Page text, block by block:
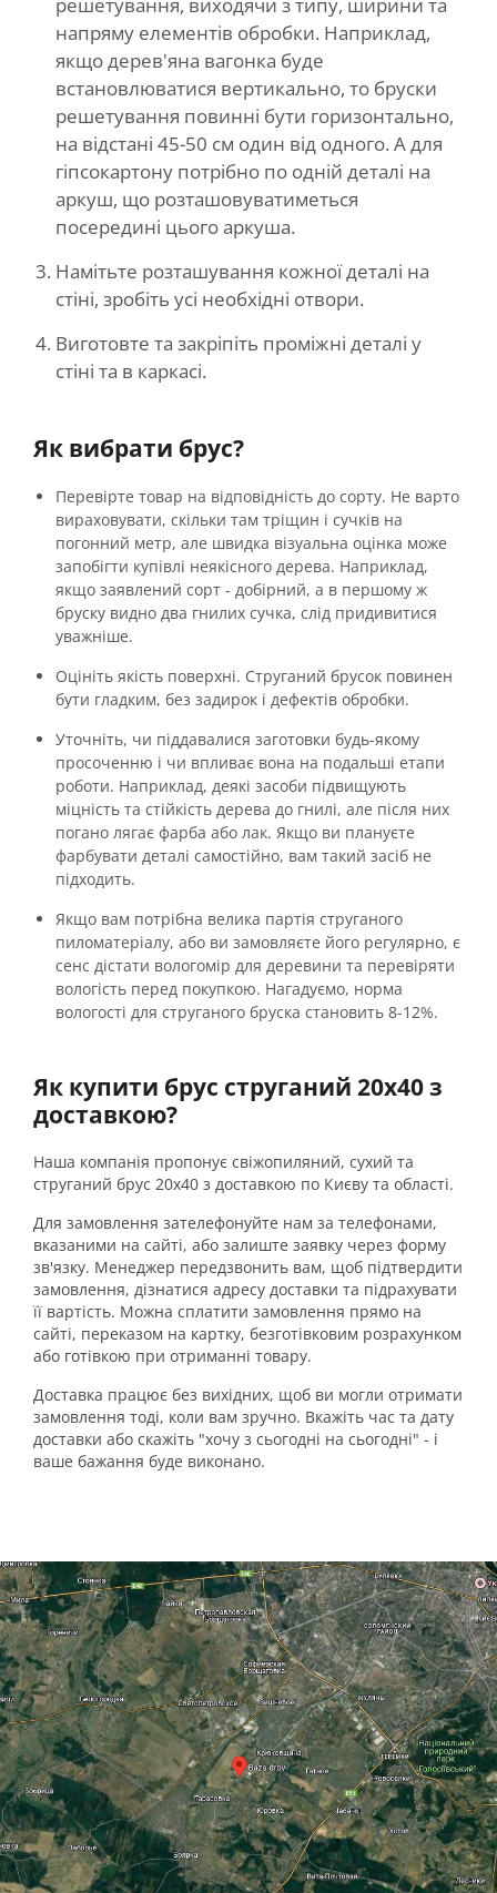
напряму елементів обробки. Наприклад,
якщо дерев'яна вагонка буде
встановлюватися вертикально, то бруски
решетування повинні бути горизонтально,
на відстані 45-50 см один від одного. А для
гіпсокартону потрібно по одній деталі на
аркуш, що розташовуватиметься
посередині цього аркуша.
Намітьте розташування кожної деталі на
стіні, зробіть усі необхідні отвори.
Виготовте та закріпіть проміжні деталі у
стіні та в каркасі.
Як вибрати брус?
Перевірте товар на відповідність до сорту. Не варто
вираховувати, скільки там тріщин і сучків на
погонний метр, але швидка візуальна оцінка може
запобігти купівлі неякісного дерева. Наприклад,
якщо заявлений сорт - добірний, а в першому ж
бруску видно два гнилих сучка, слід придивитися
уважніше.
Оцініть якість поверхні. Струганий брусок повинен
бути гладким, без задирок і дефектів обробки.
Уточніть, чи піддавалися заготовки будь-якому
просоченню і чи впливає вона на подальші етапи
роботи. Наприклад, деякі засоби підвищують
міцність та стійкість дерева до гнилі, але після них
погано лягає фарба або лак. Якщо ви плануєте
фарбувати деталі самостійно, вам такий засіб не
підходить.
Якщо вам потрібна велика партія струганого
пиломатеріалу, або ви замовляєте його регулярно, є
сенс дістати вологомір для деревини та перевіряти
вологість перед покупкою. Нагадуємо, норма
вологості для струганого бруска становить 8-12%.
Як купити брус струганий 20х40 з
доставкою?
Наша компанія пропонує свіжопиляний, сухий та
струганий брус 20х40 з доставкою по Києву та області.
Для замовлення зателефонуйте нам за телефонами,
вказаними на сайті, або залиште заявку через форму
зв'язку. Менеджер передзвонить вам, щоб підтвердити
замовлення, дізнатися адресу доставки та підрахувати
її вартість. Можна сплатити замовлення прямо на
сайті, переказом на картку, безготівковим розрахунком
або готівкою при отриманні товару.
Доставка працює без вихідних, щоб ви могли отримати
замовлення тоді, коли вам зручно. Вкажіть час та дату
доставки або скажіть "хочу з сьогодні на сьогодні" - і
ваше бажання буде виконано.